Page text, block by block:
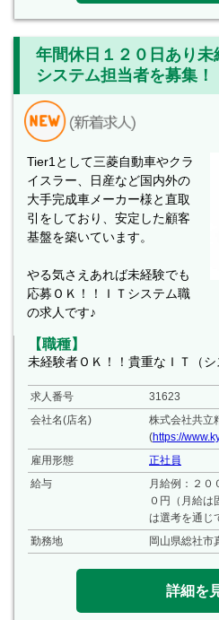
年間休日１２０日あり未
システム担当者を募集！
Tier1として三菱自動車やクラ
イスラー、日産など国内外の
大手完成車メーカー様と直取
引をしており、安定した顧客
基盤を築いています。
やる気さえあれば未経験でも
応募ＯＫ！！ＩＴシステム職
の求人です♪
【職種】
未経験者ＯＫ！！貴重なＩＴ（
求人番号
31623
会社名(店名)
株式会社共立
(https://
雇用形態
正社員
給与
月給例：２０
０円（月給は
は選考を通じ
勤務地
岡山県総社市
詳細を